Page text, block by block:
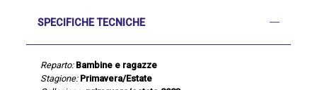
SPECIFICHE TECNICHE
Reparto: Bambine e ragazze
Stagione: Primavera/Estate